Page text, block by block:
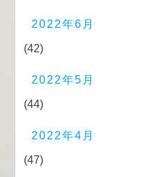
2022年6月
(42)
2022年5月
(44)
2022年4月
(47)